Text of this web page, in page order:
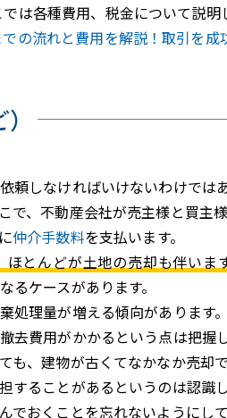
では各種費用、税金について説明
での流れと費用を解説！取引を
頼しなければいけないわけで
で、不動産会社が売主様と買主
仲介手数料を支払います。
とんどが土地の売却も伴います
るケースがあります。
処理量が増える傾向がありま
去費用がかかるという点は把
も、建物が古くてなかなか売却
することがあるというのは認
おくことを忘れないようにして